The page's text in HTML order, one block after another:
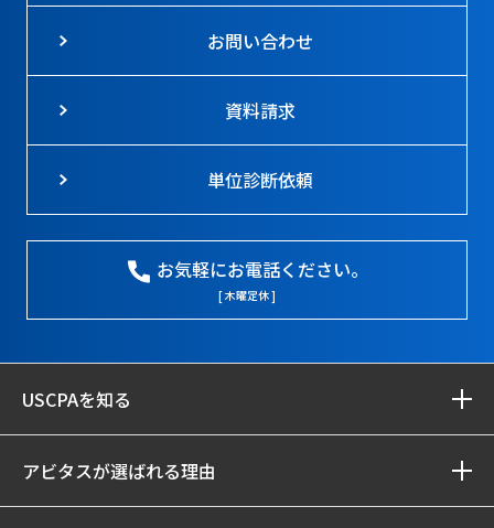
お問い合わせ
資料請求
単位診断依頼
お気軽にお電話ください。
[ 木曜定休 ]
USCPAを知る
アビタスが選ばれる理由